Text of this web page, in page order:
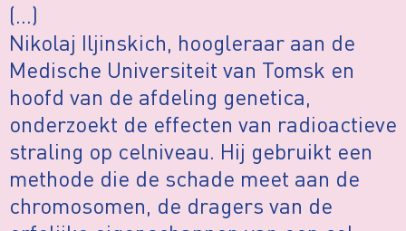
(…)
Nikolaj Iljinskich, hoogleraar aan de
Medische Universiteit van Tomsk en
hoofd van de afdeling genetica,
onderzoekt de effecten van radioactieve
straling op celniveau. Hij gebruikt een
methode die de schade meet aan de
chromosomen, de dragers van de